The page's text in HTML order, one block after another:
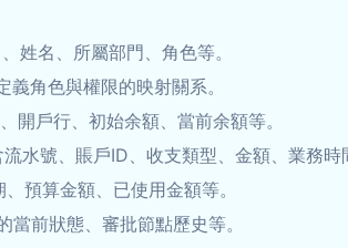
姓名、所屬部門、角色等。
義角色與權限的映射關系。
開戶行、初始余額、當前余額等。
水號、賬戶ID、收支類型、金額、業務
預算金額、已使用金額等。
當前狀態、審批節點歷史等。